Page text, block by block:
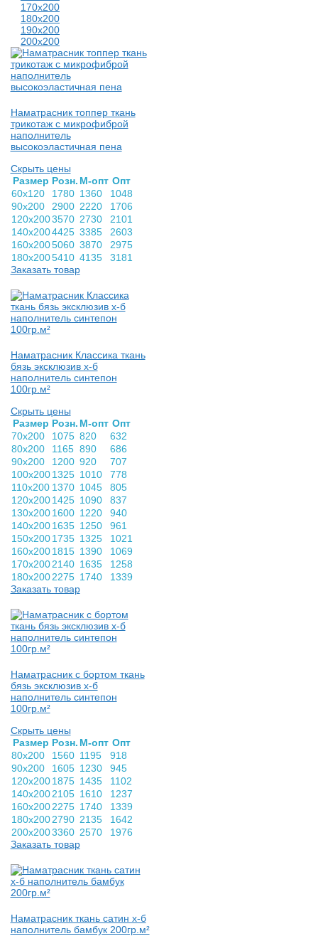
170х200
180х200
190х200
200х200
Наматрасник топпер ткань
трикотаж с микрофиброй
наполнитель
высокоэластичная пена
Скрыть цены
Раз­мер Розн. М-опт Опт
60х120
1780 1360
1048
90х200
2900 2220
1706
120х2003570 2730
2101
140х2004425 3385
2603
160х2005060 3870
2975
180х2005410 4135
3181
Заказать товар
Наматрасник Классика ткань
бязь эксклюзив х-б
наполнитель синтепон
100гр.м²
Скрыть цены
Раз­мер Розн. М-опт Опт
70х200
1075 820
632
80х200
1165 890
686
90х200
1200 920
707
100х200 1325 1010
778
110х200 1370 1045
805
120х200 1425 1090
837
130х200 1600 1220
940
140х200 1635 1250
961
150х200 1735 1325
1021
160х200 1815 1390
1069
170х200 2140 1635
1258
180х200 2275 1740
1339
Заказать товар
Наматрасник с бортом ткань
бязь эксклюзив х-б
наполнитель синтепон
100гр.м²
Скрыть цены
Раз­мер Розн. М-опт Опт
80х200
1560 1195
918
90х200
1605 1230
945
120х200 1875 1435
1102
140х200 2105 1610
1237
160х200 2275 1740
1339
180х200 2790 2135
1642
200х2003360 2570
1976
Заказать товар
Наматрасник ткань сатин х-б
наполнитель бамбук 200гр.м²